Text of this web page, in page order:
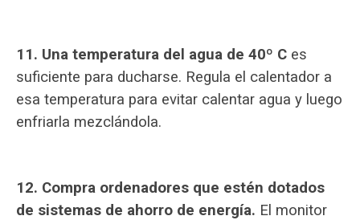
11. Una temperatura del agua de 40º C es
suficiente para ducharse. Regula el calentador a
esa temperatura para evitar calentar agua y luego
enfriarla mezclándola.
12. Compra ordenadores que estén dotados
de sistemas de ahorro de energía. El monitor